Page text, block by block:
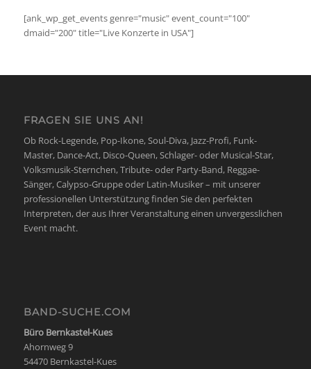
[ank_wp_get_events genre="music" event_count="100"
dmaid="200" title="Live Konzerte in USA"]
FRAGEN SIE UNS AN!
Ob Rock-Legende, Pop-Ikone, Soul-Diva, Jazz-Profi, Funk-
Master, Dance-Act, Disco-Queen, Schlager- oder Musical-Star,
Volksmusik-Sternchen, Tribute- oder Party-Band, Reggae-
Sänger, Calypso-Gruppe oder Latin-Musiker – mit unserer
professionellen Unterstützung finden Sie den perfekten
Interpreten, der aus Ihrer Veranstaltung einen unvergesslichen
Event macht.
BAND-SUCHE.COM
Büro Bernkastel-Kues
Ahornweg 9
54470 Bernkastel-Kues